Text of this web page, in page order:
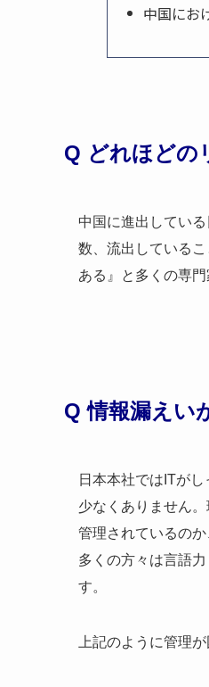
中国にお
Q どれほどの
中国に進出してい
数、流出している
ある』と多くの専
Q 情報漏えい
日本本社ではITが
少なくありません
管理されているの
多くの方々は言語
す。
上記のように管理